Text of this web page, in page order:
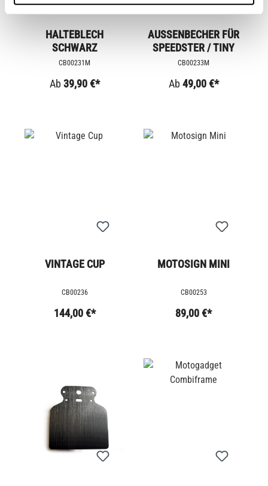
HALTEBLECH
SCHWARZ
CB00231M
Ab 39,90 €*
AUSSENBECHER FÜR S
PEEDSTER / TINY
CB00233M
Ab 49,00 €*
VINTAGE CUP
CB00236
144,00 €*
MOTOSIGN MINI
CB00253
89,00 €*